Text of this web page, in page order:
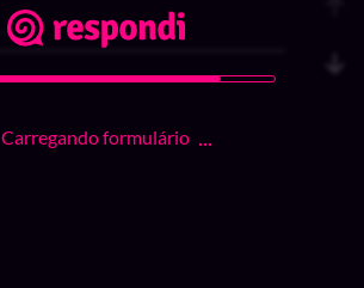
Carregando formulário